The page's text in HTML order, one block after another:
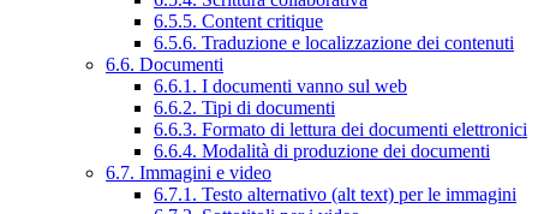
6.5.5. Content critique
6.5.6. Traduzione e localizzazione dei contenuti
6.6. Documenti
6.6.1. I documenti vanno sul web
6.6.2. Tipi di documenti
6.6.3. Formato di lettura dei documenti elettronici
6.6.4. Modalità di produzione dei documenti
6.7. Immagini e video
6.7.1. Testo alternativo (alt text) per le immagini